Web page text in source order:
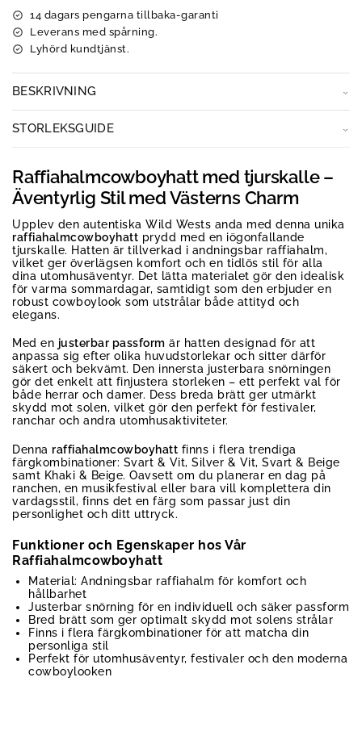
14 dagars pengarna tillbaka-garanti
Leverans med spårning.
Lyhörd kundtjänst.
BESKRIVNING
STORLEKSGUIDE
Raffiahalmcowboyhatt med tjurskalle –
Äventyrlig Stil med Västerns Charm
Upplev den autentiska Wild Wests anda med denna unika
raffiahalmcowboyhatt prydd med en iögonfallande
tjurskalle. Hatten är tillverkad i andningsbar raffiahalm,
vilket ger överlägsen komfort och en tidlös stil för alla
dina utomhusäventyr. Det lätta materialet gör den idealisk
för varma sommardagar, samtidigt som den erbjuder en
robust cowboylook som utstrålar både attityd och
elegans.
Med en justerbar passform är hatten designad för att
anpassa sig efter olika huvudstorlekar och sitter därför
säkert och bekvämt. Den innersta justerbara snörningen
gör det enkelt att finjustera storleken – ett perfekt val för
både herrar och damer. Dess breda brätt ger utmärkt
skydd mot solen, vilket gör den perfekt för festivaler,
ranchar och andra utomhusaktiviteter.
Denna raffiahalmcowboyhatt finns i flera trendiga
färgkombinationer: Svart & Vit, Silver & Vit, Svart & Beige
samt Khaki & Beige. Oavsett om du planerar en dag på
ranchen, en musikfestival eller bara vill komplettera din
vardagsstil, finns det en färg som passar just din
personlighet och ditt uttryck.
Funktioner och Egenskaper hos Vår
Raffiahalmcowboyhatt
Material: Andningsbar raffiahalm för komfort och
hållbarhet
Justerbar snörning för en individuell och säker passform
Bred brätt som ger optimalt skydd mot solens strålar
Finns i flera färgkombinationer för att matcha din
personliga stil
Perfekt för utomhusäventyr, festivaler och den moderna
cowboylooken